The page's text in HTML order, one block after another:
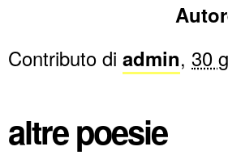
Contributo di admin, 30
altre poesie